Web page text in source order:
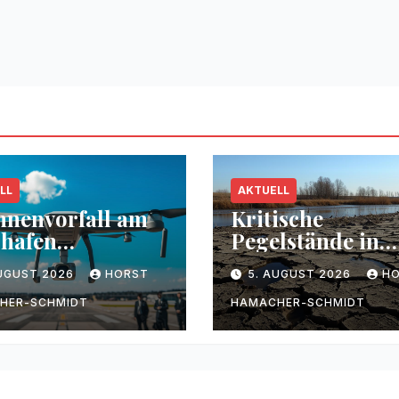
am
Halle
2026 HORST
SCHMIDT
AKTUELL
Kritische
Pegelstände in
Flüssen durch
Trockenheit
5. AUGUST 2026
HAMACHER-SCHMIDT